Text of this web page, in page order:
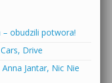
– obudzili potwora!
Drive
Jantar, Nic Nie